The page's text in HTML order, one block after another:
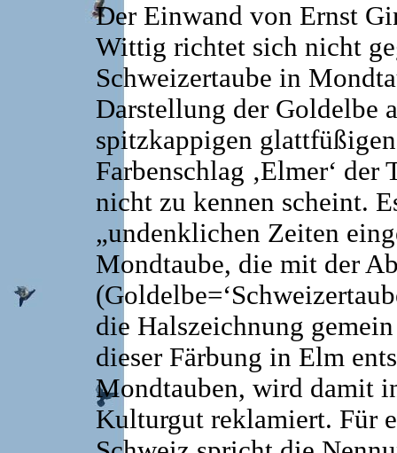
Der Einwand von Ernst
Wittig richtet sich nicht
Schweizertaube in
Darstellung der Goldelbe
spitzkappigen
Farbenschlag ‚Elmer‘
nicht zu kennen scheint.
„undenklichen Zeiten
Mondtaube, die mit der
die Halszeichnung
dieser Färbung in Elm
Mondtauben, wird damit
Kulturgut reklamiert. Für